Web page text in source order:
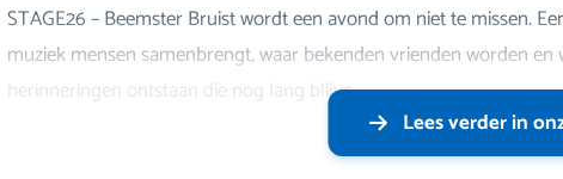
STAGE26 – Beemster Bruist wordt een avond om niet te missen.
muziek mensen samenbrengt, waar bekenden vrienden worden en
herinneringen ontstaan die nog lang blijve
Lees verder in